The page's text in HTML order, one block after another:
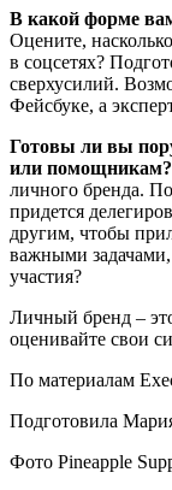
В какой форме
Оцените,
в соцсетях?
сверхусилий.
Фейсбуке, а
Готовы ли вы
или помощникам?
личного бренда.
придется
другим, чтобы
важными
участия?
Личный бренд –
оценивайте свои
По материалам
Подготовила
Фото Pineapple